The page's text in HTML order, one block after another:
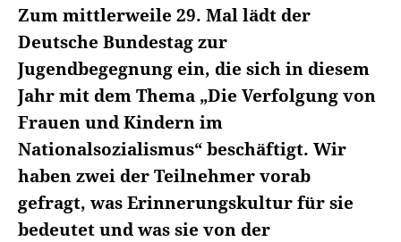
Zum mittlerweile 29. Mal lädt der
Deutsche Bundestag zur
Jugendbegegnung ein, die sich in diesem
Jahr mit dem Thema „Die Verfolgung von
Frauen und Kindern im
Nationalsozialismus“ beschäftigt. Wir
haben zwei der Teilnehmer vorab
gefragt, was Erinnerungskultur für sie
bedeutet und was sie von der